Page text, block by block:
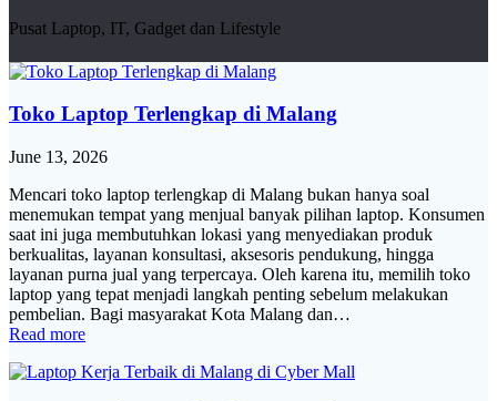
Pusat Laptop, IT, Gadget dan Lifestyle
Toko Laptop Terlengkap di Malang
June 13, 2026
Mencari toko laptop terlengkap di Malang bukan hanya soal
menemukan tempat yang menjual banyak pilihan laptop. Konsumen
saat ini juga membutuhkan lokasi yang menyediakan produk
berkualitas, layanan konsultasi, aksesoris pendukung, hingga
layanan purna jual yang terpercaya. Oleh karena itu, memilih toko
laptop yang tepat menjadi langkah penting sebelum melakukan
pembelian. Bagi masyarakat Kota Malang dan…
Read more